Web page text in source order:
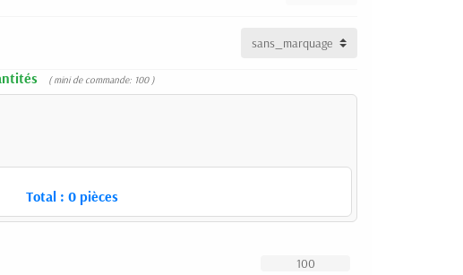
( mini de commande: 100 )
Total : 0pièces